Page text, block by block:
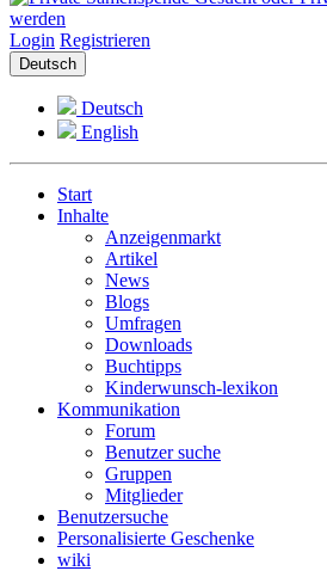
Login Registrieren
Deutsch
Deutsch
English
Start
Inhalte
Anzeigenmarkt
Artikel
News
Blogs
Umfragen
Downloads
Buchtipps
Kinderwunsch-lexikon
Kommunikation
Forum
Benutzer suche
Gruppen
Mitglieder
Benutzersuche
Personalisierte Geschenke
wiki